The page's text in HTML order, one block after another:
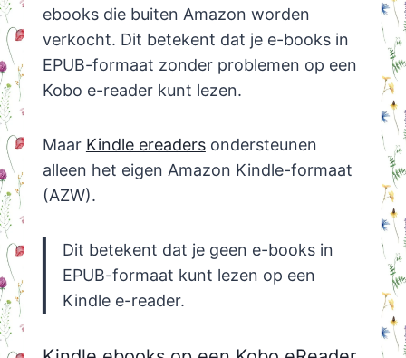
ebooks die buiten Amazon worden
verkocht. Dit betekent dat je e-books in
EPUB-formaat zonder problemen op een
Kobo e-reader kunt lezen.
Maar Kindle ereadersondersteunen
alleen het eigen Amazon Kindle-formaat
(AZW).
Dit betekent dat je geen e-books in
EPUB-formaat kunt lezen op een
Kindle e-reader.